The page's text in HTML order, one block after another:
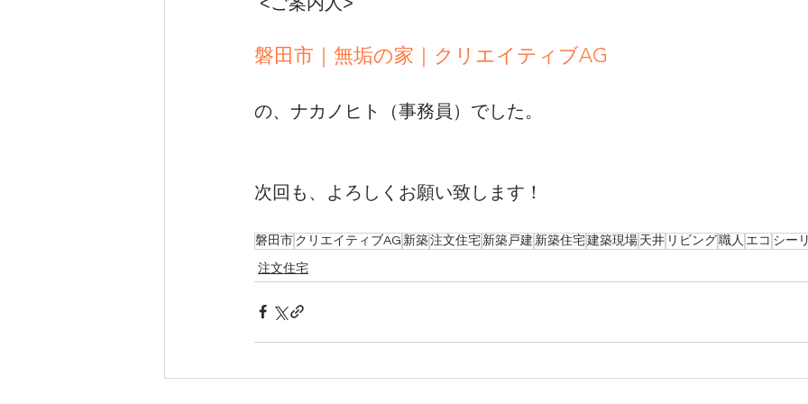
磐田市｜無垢の家｜クリエイティブAG
の、ナカノヒト（事務員）でした。
次回も、よろしくお願い致します！
磐田市 クリエイティブAG 新築注文住宅 新築戸建 新築住宅建築現場 天井 リビング職人 エコ シー
注文住宅